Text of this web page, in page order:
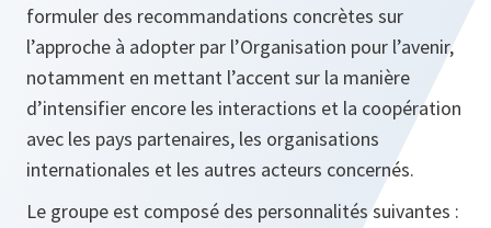
formuler des recommandations concrètes sur
l’approche à adopter par l’Organisation pour l’avenir,
notamment en mettant l’accent sur la manière
d’intensifier encore les interactions et la coopération
avec les pays partenaires, les organisations
internationales et les autres acteurs concernés.
Le groupe est composé des personnalités suivantes :